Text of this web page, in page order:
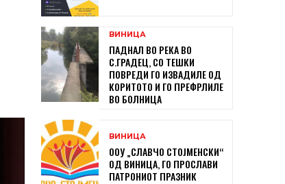
ВИНИЦА
ПАДНАЛ ВО РЕКА ВО
С.ГРАДЕЦ, СО ТЕШКИ
ПОВРЕДИ ГО ИЗВАДИЛЕ ОД
КОРИТОТО И ГО ПРЕФРЛИЛЕ
ВО БОЛНИЦА
ВИНИЦА
ООУ „СЛАВЧО СТОЈМЕНСКИ“
ОД ВИНИЦА, ГО ПРОСЛАВИ
ПАТРОНИОТ ПРАЗНИК